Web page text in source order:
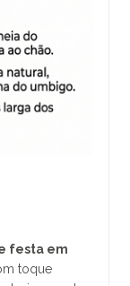
festa em
toque